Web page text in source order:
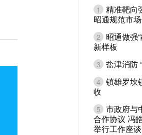
1
精准靶
昭通规范市
2
昭通做强
新样板
3 盐津消防
4 镇雄罗坎
收
5 市政府与
合作协议 冯
举行工作座谈